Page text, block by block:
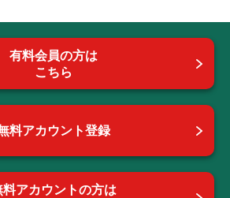
有料会員の方は
こちら
料アカウント登録
料アカウントの方は